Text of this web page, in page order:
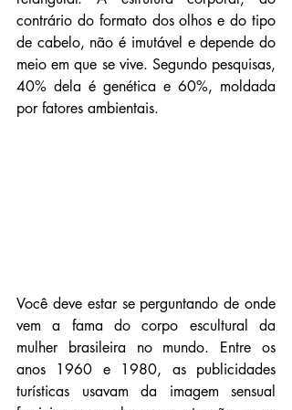
contrário do formato dos olhos e do tipo
de cabelo, não é imutável e depende do
meio em que se vive. Segundo pesquisas,
40% dela é genética e 60%, moldada
por fatores ambientais.
Você deve estar se perguntando de onde
vem a fama do corpo escultural da
mulher brasileira no mundo. Entre os
anos 1960 e 1980, as publicidades
turísticas usavam da imagem sensual